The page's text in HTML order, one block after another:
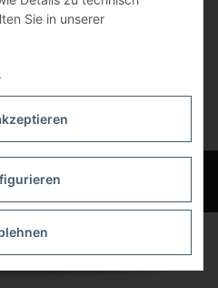
Versand
Änderungen und Irrtümer
Sie in unserer